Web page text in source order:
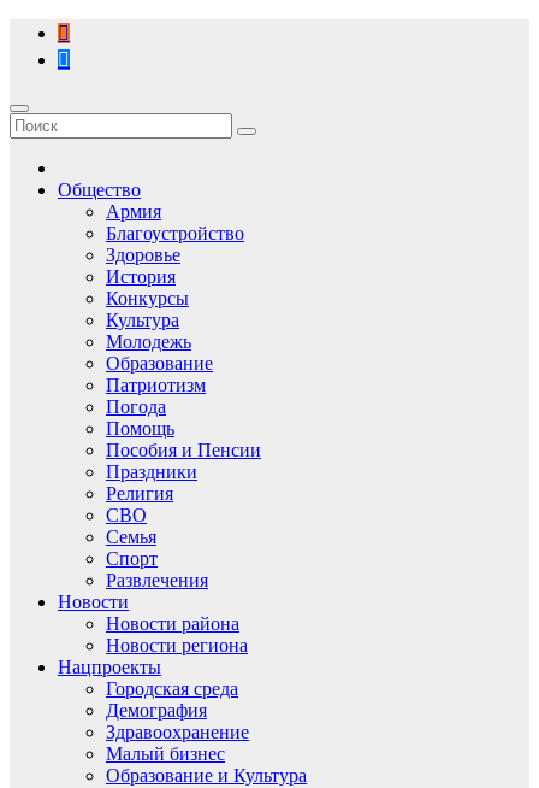
Перейти
содержимому
Общество
Армия
Благоустройство
Здоровье
История
Конкурсы
Культура
Молодежь
Образование
Патриотизм
Погода
Помощь
Пособия и Пенсии
Праздники
Религия
СВО
Семья
Спорт
Развлечения
Новости
Новости района
Новости региона
Нацпроекты
Городская среда
Демография
Здравоохранение
Малый бизнес
Образование и Культура